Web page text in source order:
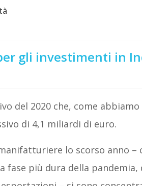
gli investimenti in
del 2020 che, come
di 4,1 miliardi di euro.
lo scorso anno –
più dura della pandemia,